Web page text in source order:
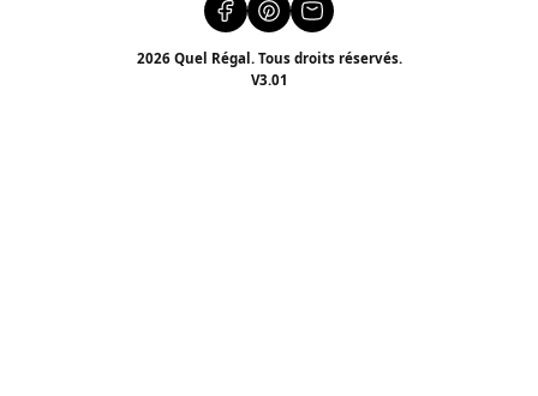
2026 Quel Régal. Tous droits réservés.
V3.01